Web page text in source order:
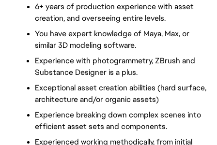
6+ years of production experience with asset
creation, and overseeing entire levels.
You have expert knowledge of Maya, Max, or
similar 3D modeling software.
Experience with photogrammetry, ZBrush and
Substance Designer is a plus.
Exceptional asset creation abilities (hard surface,
architecture and/or organic assets)
Experience breaking down complex scenes into
efficient asset sets and components.
Experienced working methodically, from initial